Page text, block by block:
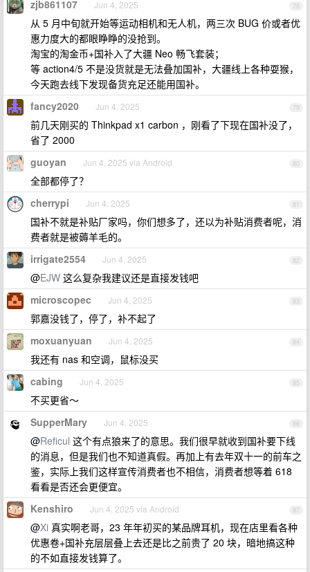
78
zjb861107 Jun 4, 2025
从 5 月中旬就开始等运动相机和无人机，两三次 BUG 价或者优
惠力度大的都眼睁睁的没抢到。
淘宝的淘金币+国补入了大疆 Neo 畅飞套装；
等 action4/5 不是没货就是无法叠加国补，大疆线上各种耍猴，
今天跑去线下发现备货充足还能用国补。
79
fancy2020 Jun 4, 2025
前几天刚买的 Thinkpad x1 carbon ，刚看了下现在国补没了，
省了 2000
80
guoyan Jun 4, 2025 via Android
全部都停了？
81
cherrypi Jun 4, 2025
国补不就是补贴厂家吗，你们想多了，还以为补贴消费者呢，消
费者就是被薅羊毛的。
82
irrigate2554 Jun 4, 2025
@EJW 这么复杂我建议还是直接发钱吧
83
microscopec Jun 4, 2025
郭嘉没钱了，停了，补不起了
84
moxuanyuan Jun 4, 2025
我还有 nas 和空调，鼠标没买
85
cabing Jun 4, 2025
不买更省～
86
SupperMary Jun 4, 2025
@Reficul 这个有点狼来了的意思。我们很早就收到国补要下线
的消息，但是我们也不知道真假。再加上有去年双十一的前车之
鉴，实际上我们这样宣传消费者也不相信，消费者想等着 618
看看是否还会更便宜。
87
Kenshiro Jun 4, 2025 via Android
@Xi 真实啊老哥，23 年年初买的某品牌耳机，现在店里看各种
优惠卷+国补充层层叠上去还是比之前贵了 20 块，暗地搞这种
的不如直接发钱算了。